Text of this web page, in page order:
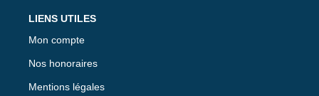
LIENS UTILES
Mon compte
Nos honoraires
Mentions légales